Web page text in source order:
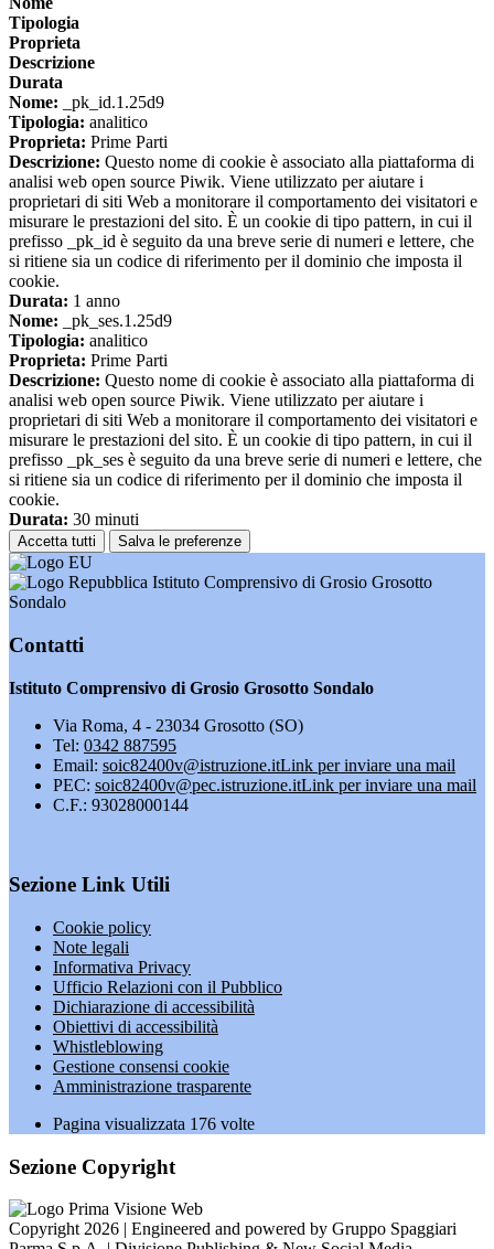
Tipologia
Proprieta
Descrizione
Durata
Nome: _pk_id.1.25d9
Tipologia: analitico
Proprieta: Prime Parti
Descrizione: Questo nome di cookie è associato alla piattaforma di
analisi web open source Piwik. Viene utilizzato per aiutare i
proprietari di siti Web a monitorare il comportamento dei visitatori e
misurare le prestazioni del sito. È un cookie di tipo pattern, in cui il
prefisso _pk_id è seguito da una breve serie di numeri e lettere, che
si ritiene sia un codice di riferimento per il dominio che imposta il
cookie.
Durata: 1 anno
Nome: _pk_ses.1.25d9
Tipologia: analitico
Proprieta: Prime Parti
Descrizione: Questo nome di cookie è associato alla piattaforma di
analisi web open source Piwik. Viene utilizzato per aiutare i
proprietari di siti Web a monitorare il comportamento dei visitatori e
misurare le prestazioni del sito. È un cookie di tipo pattern, in cui il
prefisso _pk_ses è seguito da una breve serie di numeri e lettere, che
si ritiene sia un codice di riferimento per il dominio che imposta il
cookie.
Durata: 30 minuti
Accetta tutti Salva le preferenze
Istituto Comprensivo di Grosio Grosotto
Sondalo
Contatti
Istituto Comprensivo di Grosio Grosotto Sondalo
Via Roma, 4 - 23034 Grosotto (SO)
Tel: 0342 887595
Email: soic82400v@istruzione.itLink per inviare una mail
PEC: soic82400v@pec.istruzione.itLink per inviare una mail
C.F.: 93028000144
Sezione Link Utili
Cookie policy
Note legali
Informativa Privacy
Ufficio Relazioni con il Pubblico
Dichiarazione di accessibilità
Obiettivi di accessibilità
Whistleblowing
Gestione consensi cookie
Amministrazione trasparente
Pagina visualizzata 176 volte
Sezione Copyright
Copyright 2026 | Engineered and powered by Gruppo Spaggiari